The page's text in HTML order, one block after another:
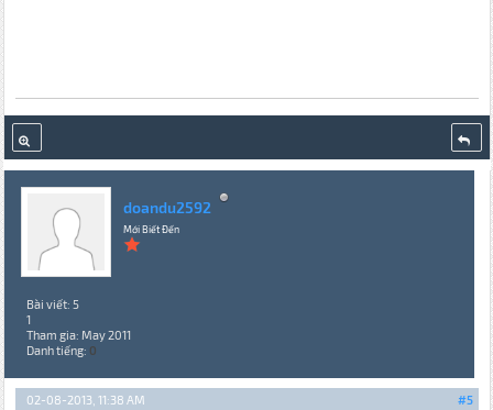
doandu2592
Mới Biết Đến
Bài viết: 5
1
Tham gia: May 2011
Danh tiếng: 0
#5
02-08-2013, 11:38 AM